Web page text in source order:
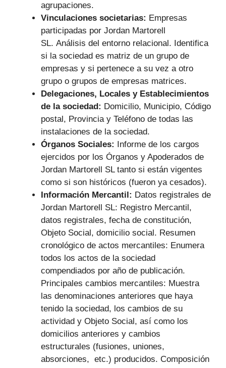
agrupaciones.
Vinculaciones societarias: Empresas
participadas por Jordan Martorell
SL. Análisis del entorno relacional. Identifica
si la sociedad es matriz de un grupo de
empresas y si pertenece a su vez a otro
grupo o grupos de empresas matrices.
Delegaciones, Locales y Establecimientos
de la sociedad: Domicilio, Municipio, Código
postal, Provincia y Teléfono de todas las
instalaciones de la sociedad.
Órganos Sociales: Informe de los cargos
ejercidos por los Órganos y Apoderados de
Jordan Martorell SL tanto si están vigentes
como si son históricos (fueron ya cesados).
Información Mercantil: Datos registrales de
Jordan Martorell SL: Registro Mercantil,
datos registrales, fecha de constitución,
Objeto Social, domicilio social. Resumen
cronológico de actos mercantiles: Enumera
todos los actos de la sociedad
compendiados por año de publicación.
Principales cambios mercantiles: Muestra
las denominaciones anteriores que haya
tenido la sociedad, los cambios de su
actividad y Objeto Social, así como los
domicilios anteriores y cambios
estructurales (fusiones, uniones,
absorciones, etc.) producidos. Composición